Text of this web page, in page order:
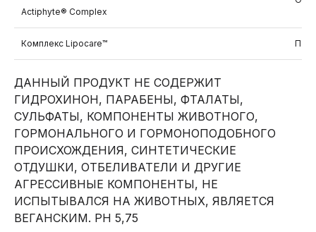
Actiphyte® Complex
Комплекс Lipocare™
ДАННЫЙ ПРОДУКТ НЕ СОДЕРЖИТ
ГИДРОХИНОН, ПАРАБЕНЫ, ФТАЛАТЫ,
СУЛЬФАТЫ, КОМПОНЕНТЫ ЖИВОТНОГО,
ГОРМОНАЛЬНОГО И ГОРМОНОПОДОБНОГО
ПРОИСХОЖДЕНИЯ, СИНТЕТИЧЕСКИЕ
ОТДУШКИ, ОТБЕЛИВАТЕЛИ И ДРУГИЕ
АГРЕССИВНЫЕ КОМПОНЕНТЫ, НЕ
ИСПЫТЫВАЛСЯ НА ЖИВОТНЫХ, ЯВЛЯЕТСЯ
ВЕГАНСКИМ. PH 5,75